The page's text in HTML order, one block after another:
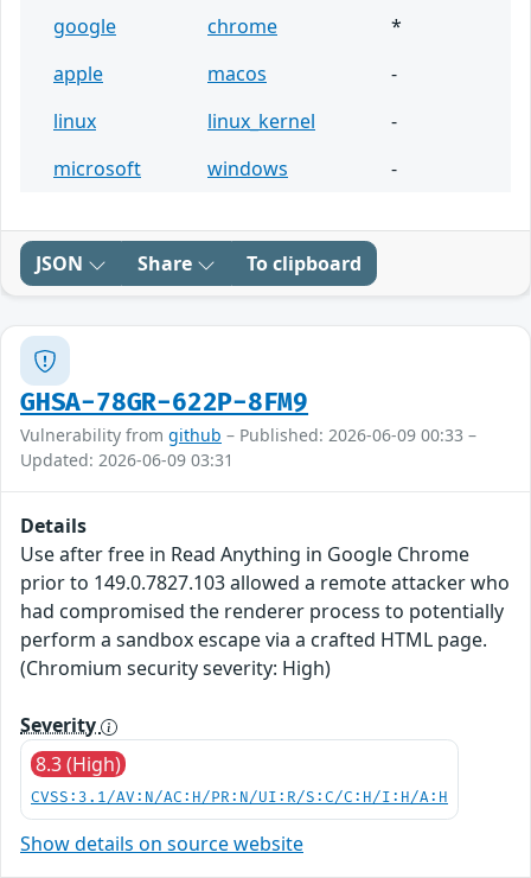
google chrome
*
apple
macos
-
linux
linux_kernel
-
microsoft
windows -
JSON Share To clipboard
GHSA-78GR-622P-8FM9
Vulnerability from github – Published: 2026-06-09 00:33 –
Updated: 2026-06-09 03:31
Details
Use after free in Read Anything in Google Chrome
prior to 149.0.7827.103 allowed a remote attacker who
had compromised the renderer process to potentially
perform a sandbox escape via a crafted HTML page.
(Chromium security severity: High)
Severity
8.3 (High)
CVSS:3.1/AV:N/AC:H/PR:N/UI:R/S:C/C:H/I:H/A:H
Show details on source website